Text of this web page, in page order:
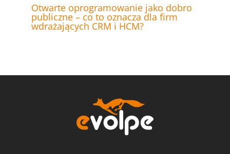
Otwarte oprogramowanie jako dobro
publiczne – co to oznacza dla firm
wdrażających CRM i HCM?